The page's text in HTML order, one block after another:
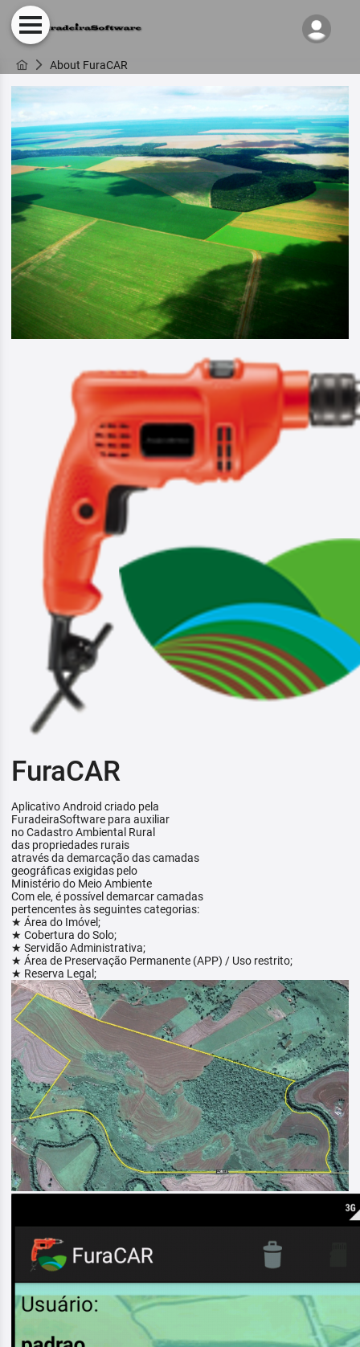
About FuraCAR
FuraCAR
Aplicativo Android criado pela
FuradeiraSoftware para auxiliar
no Cadastro Ambiental Rural
das propriedades rurais
através da demarcação das camadas
geográficas exigidas pelo
Ministério do Meio Ambiente
Com ele, é possível demarcar camadas
pertencentes às seguintes categorias:
★ Área do Imóvel;
★ Cobertura do Solo;
★ Servidão Administrativa;
★ Área de Preservação Permanente (APP) / Uso restrito;
★ Reserva Legal;